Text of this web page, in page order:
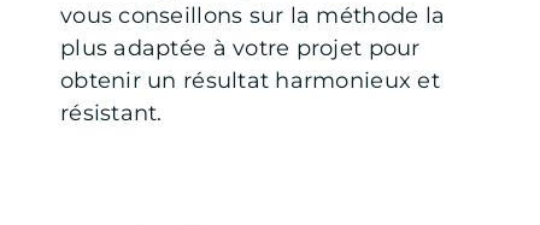
vous conseillons sur la méthode la
plus adaptée à votre projet pour
obtenir un résultat harmonieux et
résistant.